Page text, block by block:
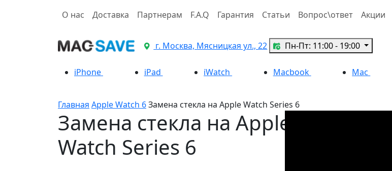
О нас Доставка Партнерам F.A.Q Гарантия Статьи Вопрос\ответ Акции
г. Москва, Мясницкая ул., 22 Пн-Пт: 11:00 - 19:00
iPhone
iPad iWatch Macbook Mac
Главная Apple Watch 6Замена стекла на Apple Watch Series 6
Замена стекла на Apple
Watch Series 6